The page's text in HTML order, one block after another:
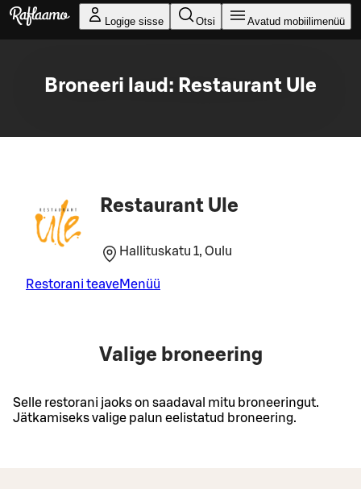
Liigu peamise sisu juurde
Logige sisse Otsi Avatud mobiilimenüü
Broneeri laud: Restaurant Ule
Restaurant Ule
Hallituskatu 1, Oulu
Restorani teaveMenüü
Valige broneering
Selle restorani jaoks on saadaval mitu broneeringut.
Jätkamiseks valige palun eelistatud broneering.